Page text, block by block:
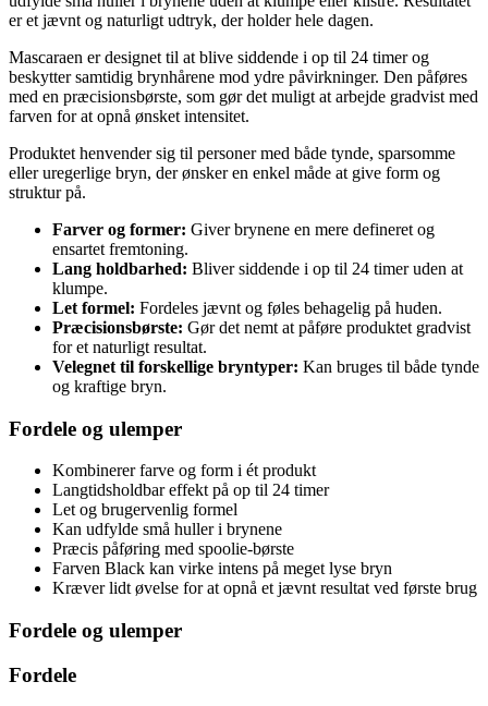
er et jævnt og naturligt udtryk, der holder hele dagen.
Mascaraen er designet til at blive siddende i op til 24 timer og
beskytter samtidig brynhårene mod ydre påvirkninger. Den påføres
med en præcisionsbørste, som gør det muligt at arbejde gradvist med
farven for at opnå ønsket intensitet.
Produktet henvender sig til personer med både tynde, sparsomme
eller uregerlige bryn, der ønsker en enkel måde at give form og
struktur på.
Farver og former: Giver brynene en mere defineret og
ensartet fremtoning.
Lang holdbarhed: Bliver siddende i op til 24 timer uden at
klumpe.
Let formel: Fordeles jævnt og føles behagelig på huden.
Præcisionsbørste: Gør det nemt at påføre produktet gradvist
for et naturligt resultat.
Velegnet til forskellige bryntyper: Kan bruges til både tynde
og kraftige bryn.
Fordele og ulemper
Kombinerer farve og form i ét produkt
Langtidsholdbar effekt på op til 24 timer
Let og brugervenlig formel
Kan udfylde små huller i brynene
Præcis påføring med spoolie-børste
Farven Black kan virke intens på meget lyse bryn
Kræver lidt øvelse for at opnå et jævnt resultat ved første brug
Fordele og ulemper
Fordele